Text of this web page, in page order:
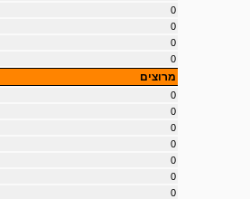
0
0
0
0
מרוצים
0
0
0
0
0
0
0